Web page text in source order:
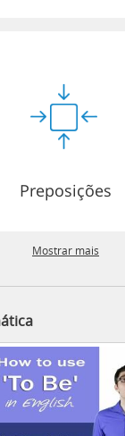
Preposições
Mostrar mais